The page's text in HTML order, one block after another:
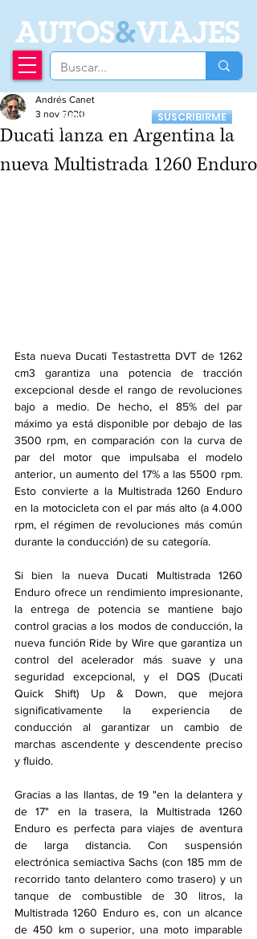
AUTOS&VIAJES
Recibí nuestro
Newsletter
SUSCRIBIRME
Ducati lanza en Argentina la
nueva Multistrada 1260 Enduro
Andrés Canet
3 nov 2020
Esta nueva Ducati Testastretta DVT de 1262
cm3 garantiza una potencia de tracción
excepcional desde el rango de revoluciones
bajo a medio. De hecho, el 85% del par
máximo ya está disponible por debajo de las
3500 rpm, en comparación con la curva de
par del motor que impulsaba el modelo
anterior, un aumento del 17% a las 5500 rpm.
Esto convierte a la Multistrada 1260 Enduro
en la motocicleta con el par más alto (a 4.000
rpm, el régimen de revoluciones más común
durante la conducción) de su categoría.
Si bien la nueva Ducati Multistrada 1260
Enduro ofrece un rendimiento impresionante,
la entrega de potencia se mantiene bajo
control gracias a los modos de conducción, la
nueva función Ride by Wire que garantiza un
control del acelerador más suave y una
seguridad excepcional, y el DQS (Ducati
Quick Shift) Up & Down, que mejora
significativamente la experiencia de
conducción al garantizar un cambio de
marchas ascendente y descendente preciso
y fluido.
Gracias a las llantas, de 19 "en la delantera y
de 17" en la trasera, la Multistrada 1260
Enduro es perfecta para viajes de aventura
de larga distancia. Con suspensión
electrónica semiactiva Sachs (con 185 mm de
recorrido tanto delantero como trasero) y un
tanque de combustible de 30 litros, la
Multistrada 1260 Enduro es, con un alcance
de 450 km o superior, una moto imparable